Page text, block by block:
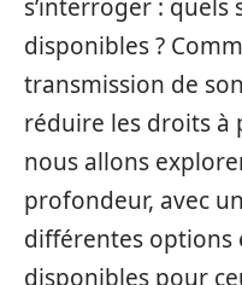
s’interroger :
disponibles ?
transmission de
réduire les droits à
nous allons
profondeur, avec
différentes options
disponibles pour